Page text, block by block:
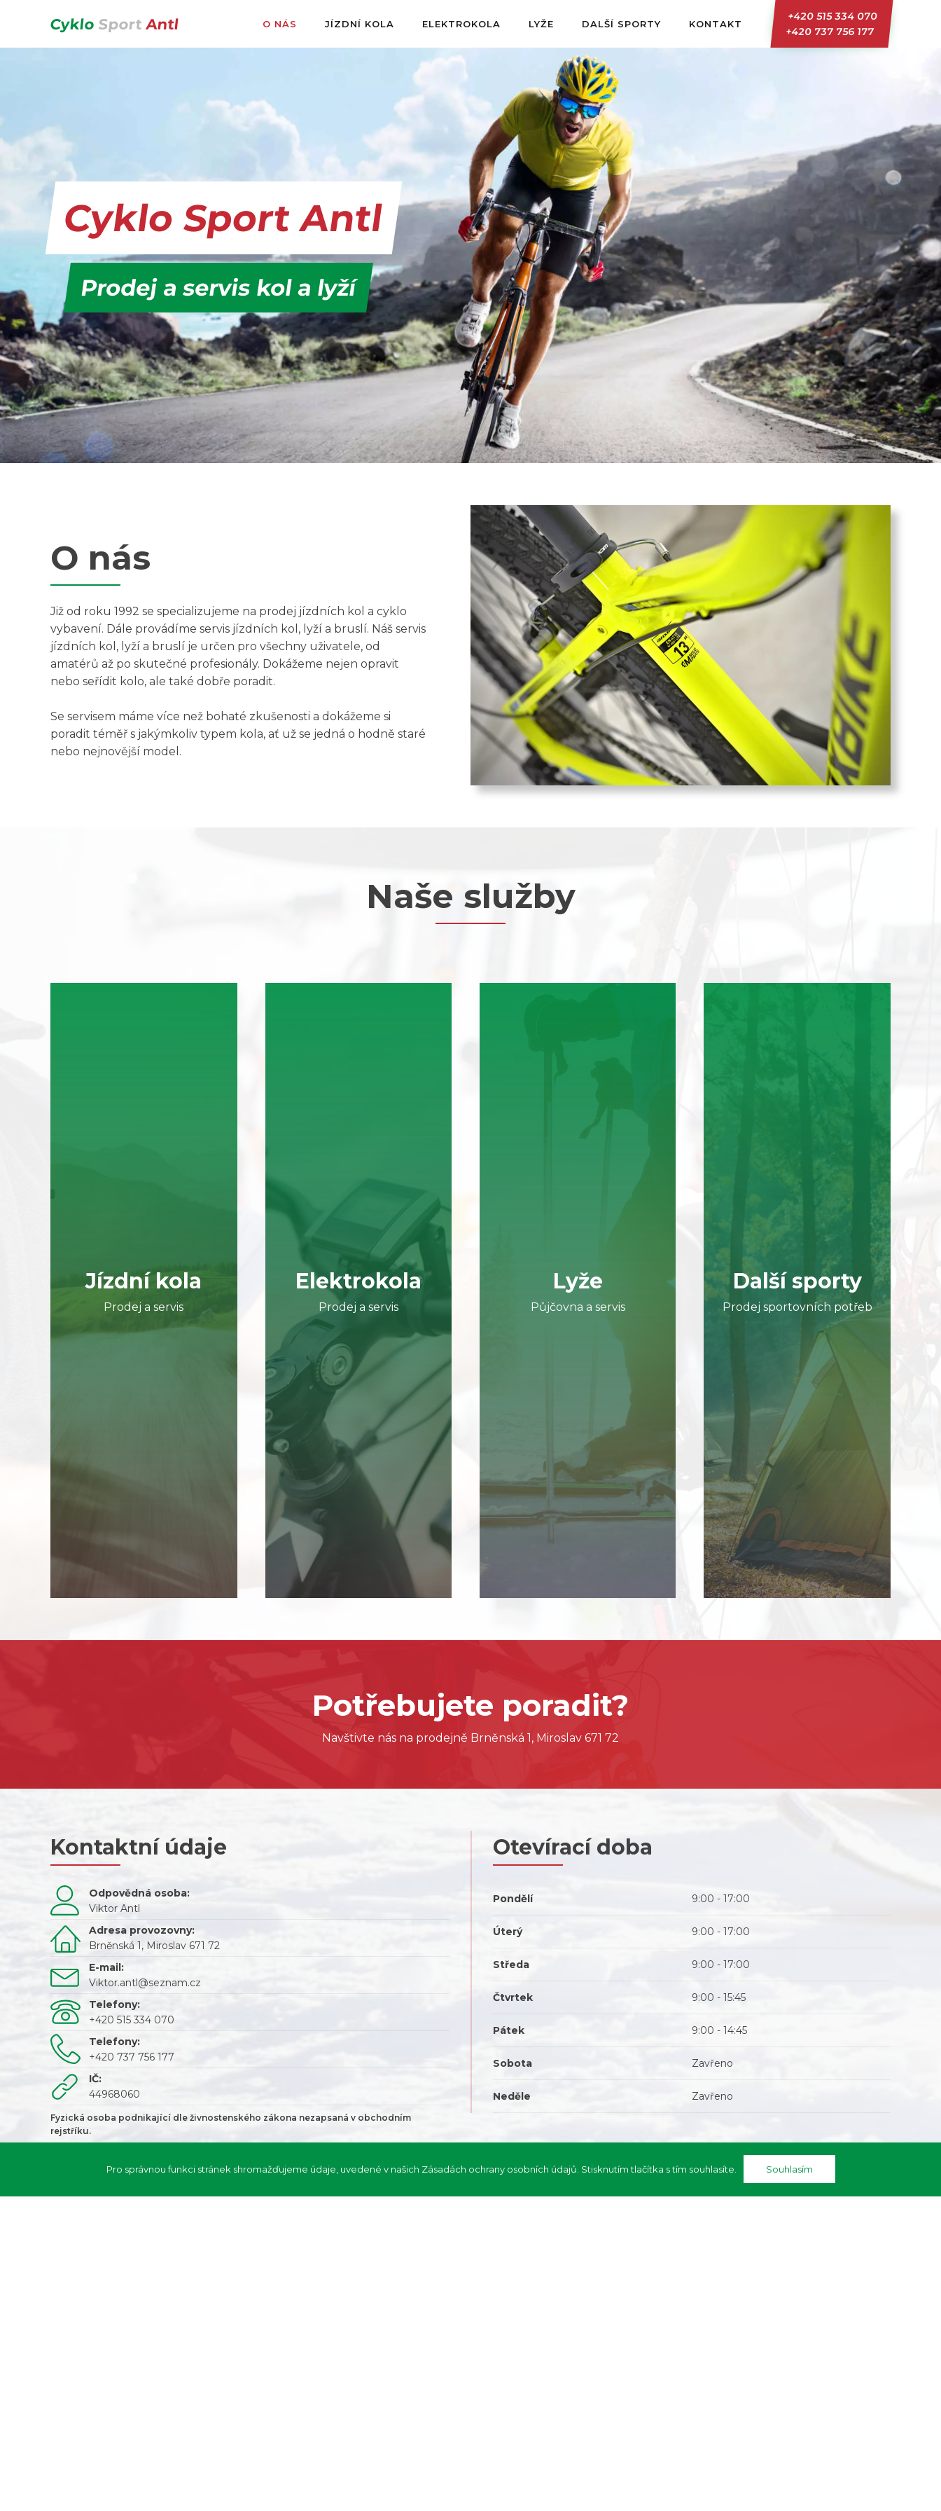
CykloSportAntl O NÁS JÍZDNÍ KOLA ELEKTROKOLA LYŽE DALŠÍ SPORTY KONTAKT
+420 515 334 070
+420 737 756 177
Cyklo Sport Antl
Prodej a servis kol a lyží
O nás
Již od roku 1992 se specializujeme na prodej jízdních kol a cyklo
vybavení. Dále provádíme servis jízdních kol, lyží a bruslí. Náš servis
jízdních kol, lyží a bruslí je určen pro všechny uživatele, od
amatérů až po skutečné profesionály. Dokážeme nejen opravit
nebo seřídit kolo, ale také dobře poradit.
Se servisem máme více než bohaté zkušenosti a dokážeme si
poradit téměř s jakýmkoliv typem kola, ať už se jedná o hodně staré
nebo nejnovější model.
Naše služby
Jízdní kola
Prodej a servis
Elektrokola
Prodej a servis
Lyže
Půjčovna a servis
Další sporty
Prodej sportovních potřeb
Potřebujete poradit?
Navštivte nás na prodejně Brněnská 1, Miroslav 671 72
Kontaktní údaje
Odpovědná osoba:
Viktor Antl
Adresa provozovny:
Brněnská 1, Miroslav 671 72
E-mail:
Viktor.antl@seznam.cz
Telefony:
+420 515 334 070
Telefony:
+420 737 756 177
IČ:
44968060
Fyzická osoba podnikající dle živnostenského zákona nezapsaná v obchodním
rejstříku.
Otevírací doba
Pondělí 9:00 - 17:00
Úterý 9:00 - 17:00
Středa 9:00 - 17:00
Čtvrtek 9:00 - 15:45
Pátek 9:00 - 14:45
Sobota Zavřeno
Neděle Zavřeno
Pro správnou funkci stránek shromažďujeme údaje, uvedené v našich Zásadách ochrany osobních údajů. Stisknutím tlačítka s tím souhlasíte. Souhlasím